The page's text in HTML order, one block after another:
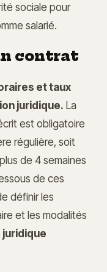
sociale pour
salarié.
contrat
et taux
juridique. La
est obligatoire
régulière, soit
de 4 semaines
de ces
définir les
et les modalités